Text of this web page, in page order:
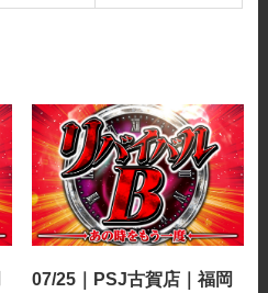
07/25｜PSJ古賀店｜福岡